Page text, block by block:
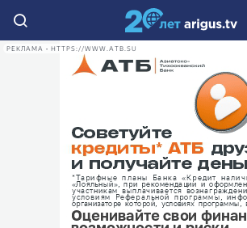
РЕКЛАМА • HTTPS://WWW.ATB.SU